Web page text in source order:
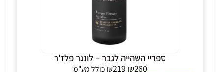
ספריי השהייה לגבר – לונגר פלז'ר
₪260
₪219
כולל מע"מ